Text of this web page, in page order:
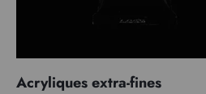
Acryliques extra-fines